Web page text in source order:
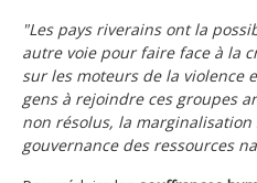
"Les pays riverains ont la
autre voie pour faire face à la
sur les moteurs de la violence
gens à rejoindre ces groupes
non résolus, la marginalisation
gouvernance des ressources